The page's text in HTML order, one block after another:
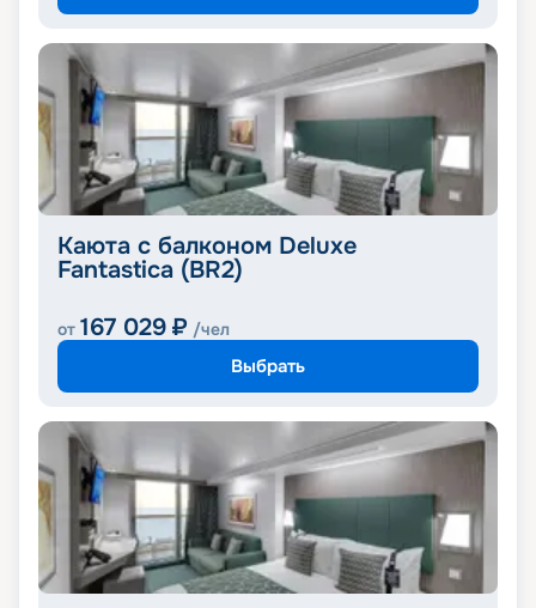
Каюта с балконом Deluxe
Fantastica (BR2)
от 167 029 ₽ /чел
Выбрать